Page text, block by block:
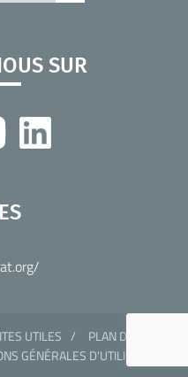
SUR
UTILES
PLAN DU SITE
GÉNÉRALES D'UTILISATION